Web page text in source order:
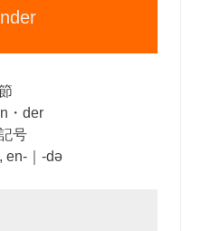
・der
号
｜‐də